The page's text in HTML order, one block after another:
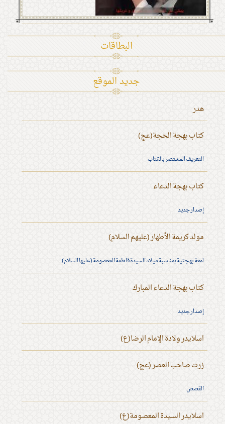
البطاقات
جديد الموقع
هدر
كتاب بهجة الحجة(عج)
التعريف المختصر بالكتاب
كتاب بهجة الدعاء
إصدار جديد
مولد كريمة الأطهار (عليهم السلام)
لمعة بهجتية بمناسبة ميلاد السيدة فاطمة المعصومة (عليها السلام)
كتاب بهجة الدعاء المبارك
إصدار جديد
اسلايدر ولادة الإمام الرضا(ع)
زرت صاحب العصر (عج) ...
القصص
اسلايدر السيدة المعصومة(ع)